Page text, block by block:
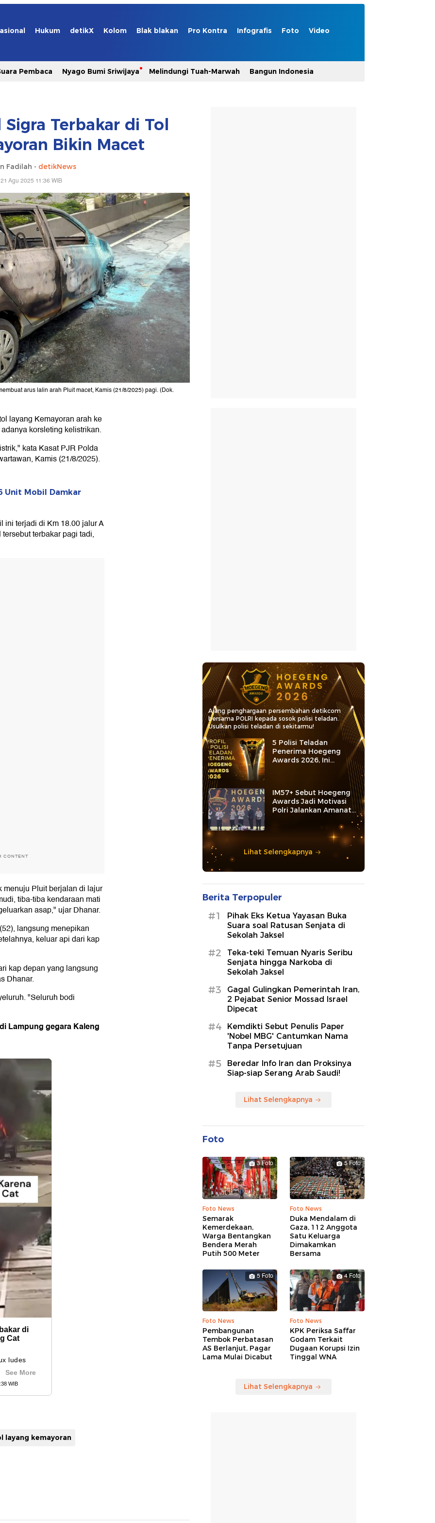
Hukum detikX Kolom Blak blakan Pro Kontra Infografis Foto Video
Pembaca Nyago Bumi Sriwijaya Melindungi Tuah-Marwah Bangun Indonesia
Terbakar di Tol
Bikin Macet
Fadilah - detikNews
Agu 2025 11:36 WIB
arus lalin arah Pluit macet, Kamis (21/8/2025) pagi. (Dok.
layang Kemayoran arah ke
korsleting kelistrikan.
kata Kasat PJR Polda
Kamis (21/8/2025).
Unit Mobil Damkar
ini terjadi di Km 18.00 jalur A
terbakar pagi tadi,
CONTENT
menuju Pluit berjalan di lajur
tiba-tiba kendaraan mati
asap," ujar Dhanar.
langsung menepikan
keluar api dari kap
kap depan yang langsung
Dhanar.
"Seluruh bodi
Lampung gegara Kaleng
layang kemayoran
Ajang penghargaan persembahan detikcom
bersama POLRI kepada sosok polisi teladan.
Usulkan polisi teladan di sekitarmu!
5 Polisi Teladan
Penerima Hoegeng
Awards 2026, Ini
Kategori dan Kiprahnya
IM57+ Sebut Hoegeng
Awards Jadi Motivasi
Polri Jalankan Amanat
Lihat Selengkapnya
Berita Terpopuler
#1
Pihak Eks Ketua Yayasan Buka
Suara soal Ratusan Senjata di
Sekolah Jaksel
#2
Teka-teki Temuan Nyaris Seribu
Senjata hingga Narkoba di
Sekolah Jaksel
#3
Gagal Gulingkan Pemerintah Iran,
2 Pejabat Senior Mossad Israel
Dipecat
#4
Kemdikti Sebut Penulis Paper
'Nobel MBG' Cantumkan Nama
Tanpa Persetujuan
#5
Beredar Info Iran dan Proksinya
Siap-siap Serang Arab Saudi!
Lihat Selengkapnya
Foto
3 Foto
Foto News
Semarak
Kemerdekaan,
Warga Bentangkan
Bendera Merah
Putih 500 Meter
5 Foto
Foto News
Duka Mendalam di
Gaza, 112 Anggota
Satu Keluarga
Dimakamkan
Bersama
5 Foto
Foto News
Pembangunan
Tembok Perbatasan
AS Berlanjut, Pagar
Lama Mulai Dicabut
4 Foto
Foto News
KPK Periksa Saffar
Godam Terkait
Dugaan Korupsi Izin
Tinggal WNA
Lihat Selengkapnya